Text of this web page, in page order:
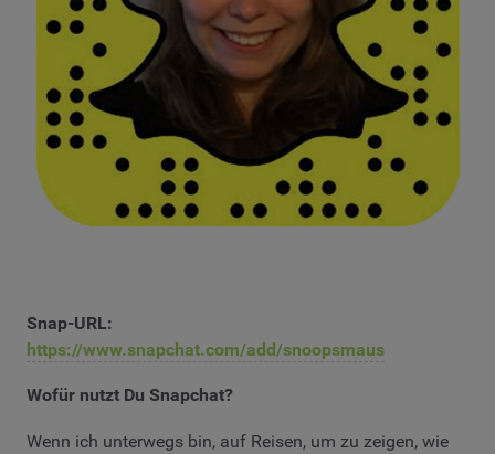
Snap-URL:
https://www.snapchat.com/add/snoopsmaus
Wofür nutzt Du Snapchat?
Wenn ich unterwegs bin, auf Reisen, um zu zeigen, wie